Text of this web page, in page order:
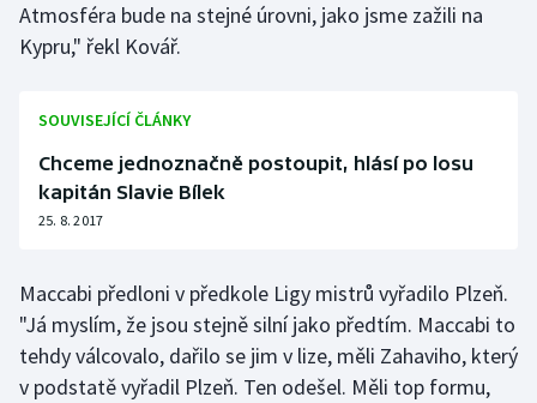
Ragby
Short track
Stolní tenis
Triatlon
Atmosféra bude na stejné úrovni, jako jsme zažili na
Kypru," řekl Kovář.
SOUVISEJÍCÍ ČLÁNKY
Chceme jednoznačně postoupit, hlásí po losu
kapitán Slavie Bílek
25. 8. 2017
Maccabi předloni v předkole Ligy mistrů vyřadilo Plzeň.
"Já myslím, že jsou stejně silní jako předtím. Maccabi to
tehdy válcovalo, dařilo se jim v lize, měli Zahaviho, který
v podstatě vyřadil Plzeň. Ten odešel. Měli top formu,